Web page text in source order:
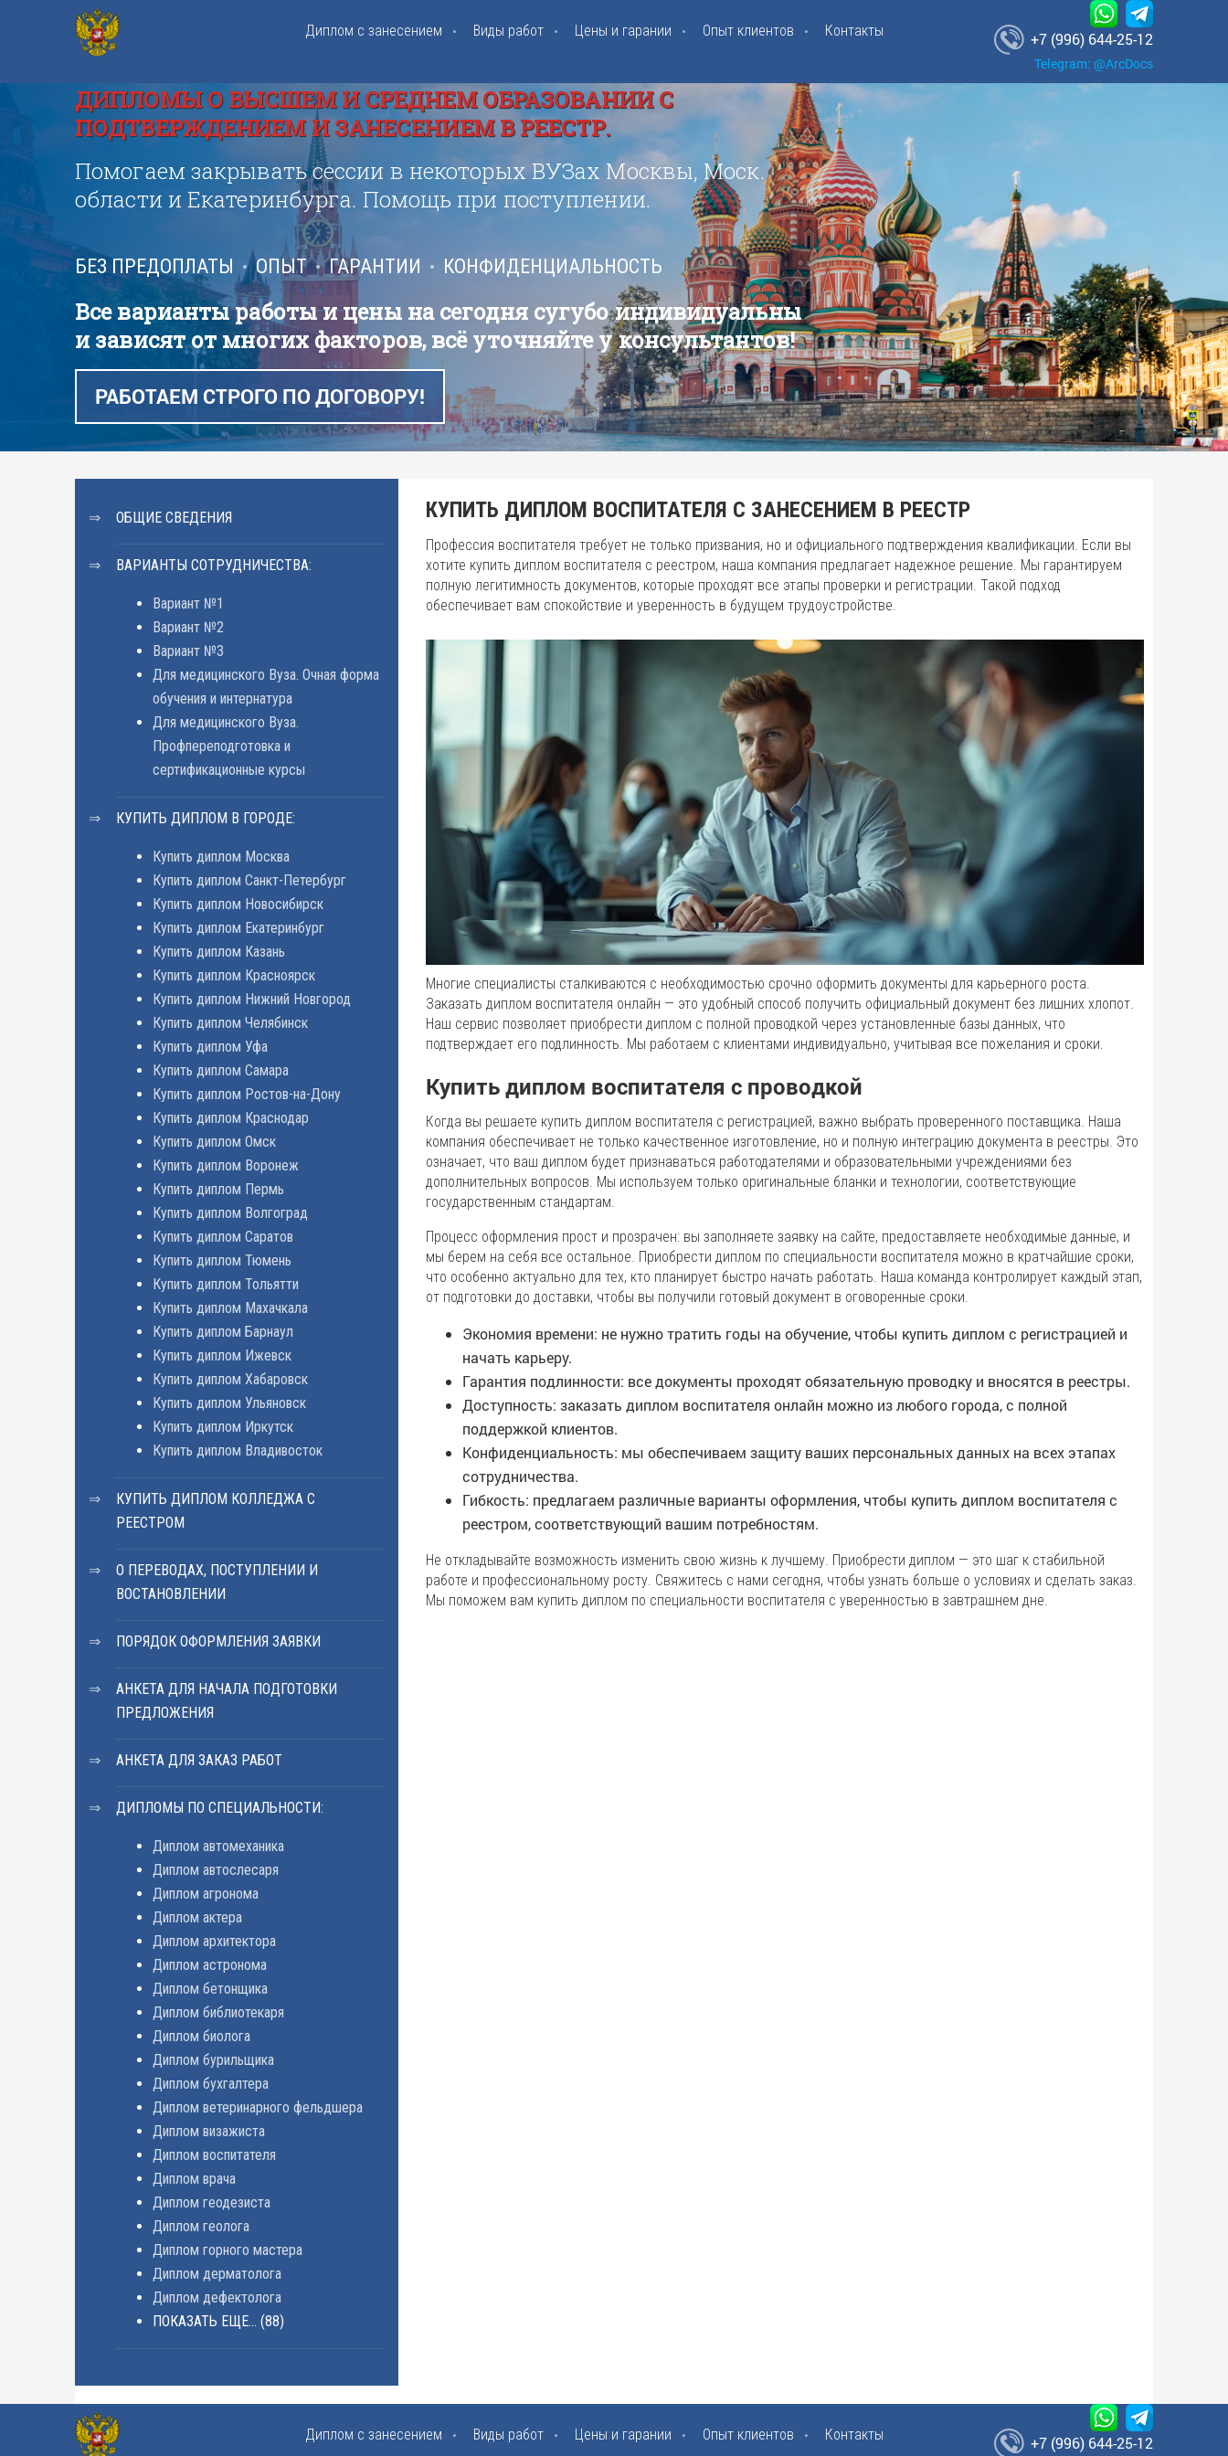
Диплом с занесением Виды работ Цены и гарании Опыт клиентов Контакты +7 (996) 644-25-12
Telegram: @ArcDocs
ДИПЛОМЫ О ВЫСШЕМ И СРЕДНЕМ ОБРАЗОВАНИИ С
ПОДТВЕРЖДЕНИЕМ И ЗАНЕСЕНИЕМ В РЕЕСТР.
Помогаем закрывать сессии в некоторых ВУЗах Москвы, Моск.
области и Екатеринбурга. Помощь при поступлении.
БЕЗ ПРЕДОПЛАТЫ ОПЫТ ГАРАНТИИ КОНФИДЕНЦИАЛЬНОСТЬ
Все варианты работы и цены на сегодня сугубо индивидуальны
и зависят от многих факторов, всё уточняйте у консультантов!
РАБОТАЕМ СТРОГО ПО ДОГОВОРУ!
ОБЩИЕ СВЕДЕНИЯ
ВАРИАНТЫ СОТРУДНИЧЕСТВА:
Вариант №1
Вариант №2
Вариант №3
Для медицинского Вуза. Очная форма
обучения и интернатура
Для медицинского Вуза.
Профпереподготовка и
сертификационные курсы
КУПИТЬ ДИПЛОМ В ГОРОДЕ:
Купить диплом Москва
Купить диплом Санкт-Петербург
Купить диплом Новосибирск
Купить диплом Екатеринбург
Купить диплом Казань
Купить диплом Красноярск
Купить диплом Нижний Новгород
Купить диплом Челябинск
Купить диплом Уфа
Купить диплом Самара
Купить диплом Ростов-на-Дону
Купить диплом Краснодар
Купить диплом Омск
Купить диплом Воронеж
Купить диплом Пермь
Купить диплом Волгоград
Купить диплом Саратов
Купить диплом Тюмень
Купить диплом Тольятти
Купить диплом Махачкала
Купить диплом Барнаул
Купить диплом Ижевск
Купить диплом Хабаровск
Купить диплом Ульяновск
Купить диплом Иркутск
Купить диплом Владивосток
КУПИТЬ ДИПЛОМ КОЛЛЕДЖА С
РЕЕСТРОМ
О ПЕРЕВОДАХ, ПОСТУПЛЕНИИ И
ВОСТАНОВЛЕНИИ
ПОРЯДОК ОФОРМЛЕНИЯ ЗАЯВКИ
АНКЕТА ДЛЯ НАЧАЛА ПОДГОТОВКИ
ПРЕДЛОЖЕНИЯ
АНКЕТА ДЛЯ ЗАКАЗ РАБОТ
ДИПЛОМЫ ПО СПЕЦИАЛЬНОСТИ:
Диплом автомеханика
Диплом автослесаря
Диплом агронома
Диплом актера
Диплом архитектора
Диплом астронома
Диплом бетонщика
Диплом библиотекаря
Диплом биолога
Диплом бурильщика
Диплом бухгалтера
Диплом ветеринарного фельдшера
Диплом визажиста
Диплом воспитателя
Диплом врача
Диплом геодезиста
Диплом геолога
Диплом горного мастера
Диплом дерматолога
Диплом дефектолога
ПОКАЗАТЬ ЕЩЕ... (88)
КУПИТЬ ДИПЛОМ ВОСПИТАТЕЛЯ С ЗАНЕСЕНИЕМ В РЕЕСТР
Профессия воспитателя требует не только призвания, но и официального подтверждения квалификации. Если вы
хотите купить диплом воспитателя с реестром, наша компания предлагает надежное решение. Мы гарантируем
полную легитимность документов, которые проходят все этапы проверки и регистрации. Такой подход
обеспечивает вам спокойствие и уверенность в будущем трудоустройстве.
Многие специалисты сталкиваются с необходимостью срочно оформить документы для карьерного роста.
Заказать диплом воспитателя онлайн — это удобный способ получить официальный документ без лишних хлопот.
Наш сервис позволяет приобрести диплом с полной проводкой через установленные базы данных, что
подтверждает его подлинность. Мы работаем с клиентами индивидуально, учитывая все пожелания и сроки.
Купить диплом воспитателя с проводкой
Когда вы решаете купить диплом воспитателя с регистрацией, важно выбрать проверенного поставщика. Наша
компания обеспечивает не только качественное изготовление, но и полную интеграцию документа в реестры. Это
означает, что ваш диплом будет признаваться работодателями и образовательными учреждениями без
дополнительных вопросов. Мы используем только оригинальные бланки и технологии, соответствующие
государственным стандартам.
Процесс оформления прост и прозрачен: вы заполняете заявку на сайте, предоставляете необходимые данные, и
мы берем на себя все остальное. Приобрести диплом по специальности воспитателя можно в кратчайшие сроки,
что особенно актуально для тех, кто планирует быстро начать работать. Наша команда контролирует каждый этап,
от подготовки до доставки, чтобы вы получили готовый документ в оговоренные сроки.
Экономия времени: не нужно тратить годы на обучение, чтобы купить диплом с регистрацией и
начать карьеру.
Гарантия подлинности: все документы проходят обязательную проводку и вносятся в реестры.
Доступность: заказать диплом воспитателя онлайн можно из любого города, с полной
поддержкой клиентов.
Конфиденциальность: мы обеспечиваем защиту ваших персональных данных на всех этапах
сотрудничества.
Гибкость: предлагаем различные варианты оформления, чтобы купить диплом воспитателя с
реестром, соответствующий вашим потребностям.
Не откладывайте возможность изменить свою жизнь к лучшему. Приобрести диплом — это шаг к стабильной
работе и профессиональному росту. Свяжитесь с нами сегодня, чтобы узнать больше о условиях и сделать заказ.
Мы поможем вам купить диплом по специальности воспитателя с уверенностью в завтрашнем дне.
Диплом с занесением Виды работ Цены и гарании Опыт клиентов Контакты +7 (996) 644-25-12